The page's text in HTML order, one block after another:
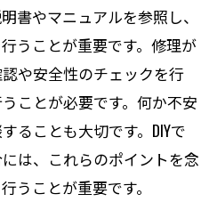
書やマニュアルを参照し、
うことが重要です。修理が
や安全性のチェックを行
ことが必要です。何か不安
ることも大切です。DIYで
は、これらのポイントを念
うことが重要です。